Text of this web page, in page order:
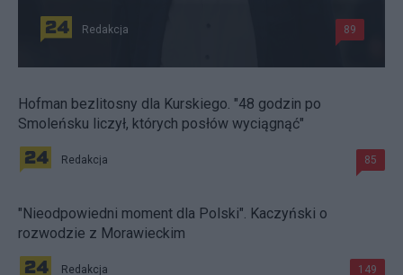
Redakcja 89
Hofman bezlitosny dla Kurskiego. "48 godzin po
Smoleńsku liczył, których posłów wyciągnąć"
Redakcja 85
"Nieodpowiedni moment dla Polski". Kaczyński o
rozwodzie z Morawieckim
Redakcja 149